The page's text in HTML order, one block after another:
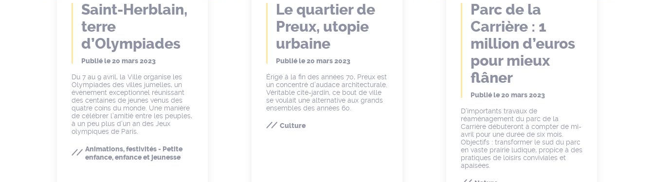
Saint-Herblain,
terre
d’Olympiades
Publié le20 mars 2023
Du 7 au 9 avril, la Ville organise les
Olympiades des villes jumelles, un
évènement exceptionnel réunissant
des centaines de jeunes venus des
quatre coins du monde. Une manière
de célébrer l’amitié entre les peuples,
à un peu plus d’un an des Jeux
olympiques de Paris.
Animations, festivités - Petite
enfance, enfance et jeunesse
Le quartier de
Preux, utopie
urbaine
Publié le20 mars 2023
Érigé à la fin des années 70, Preux est
un concentré d’audace architecturale.
Véritable cité-jardin, ce bout de ville
se voulait une alternative aux grands
ensembles des années 60.
Culture
Parc de la
Carrière : 1
million d’euros
pour mieux
flâner
Publié le20 mars 2023
D’importants travaux de
réaménagement du parc de la
Carrière débuteront à compter de mi-
avril pour une durée de six mois.
Objectifs : transformer le sud du parc
en vaste prairie ludique, propice à des
pratiques de loisirs conviviales et
apaisées.